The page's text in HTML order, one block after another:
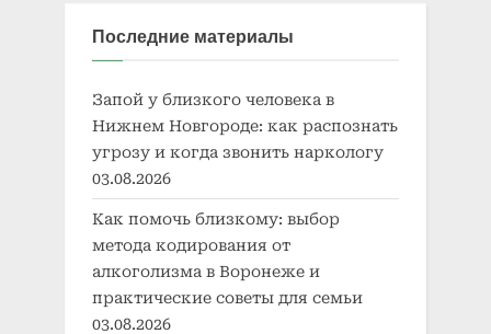
Последние материалы
Запой у близкого человека в
Нижнем Новгороде: как распознать
угрозу и когда звонить наркологу
03.08.2026
Как помочь близкому: выбор
метода кодирования от
алкоголизма в Воронеже и
практические советы для семьи
03.08.2026